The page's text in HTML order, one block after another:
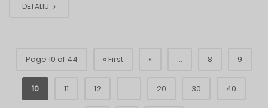
DETALIU
Page 10 of 44 « First « ... 8 9
10 11 12 ... 20 30 40